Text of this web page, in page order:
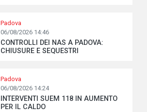
Padova
06/08/2026 14:46
CONTROLLI DEI NAS A PADOVA:
CHIUSURE E SEQUESTRI
Padova
06/08/2026 14:24
INTERVENTI SUEM 118 IN AUMENTO
PER IL CALDO